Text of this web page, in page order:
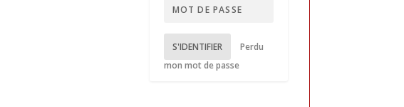
S'IDENTIFIER
Perdu
mon mot de passe